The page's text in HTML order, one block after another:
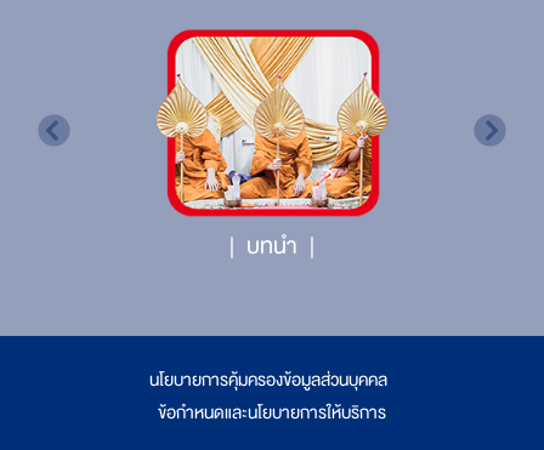
บทนำ
นโยบายการคุ้มครองข้อมูลส่วนบุคคล
ข้อกำหนดและนโยบายการให้บริการ